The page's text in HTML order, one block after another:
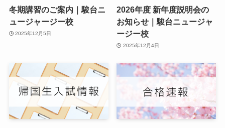
冬期講習のご案内｜駿台ニ
ュージャージー校
2025年12月5日
2026年度 新年度説明会の
お知らせ｜駿台ニュージャ
ージー校
2025年12月4日